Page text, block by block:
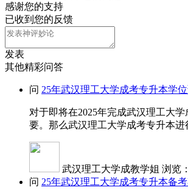
感谢您的支持
已收到您的反馈
发表
其他精彩问答
问 25年武汉理工大学成考专升本学
对于即将在2025年完成武汉理工大
要。那么武汉理工大学成考专升本进
武汉理工大学成教学姐 浏览
问 25年武汉理工大学成考专升本备